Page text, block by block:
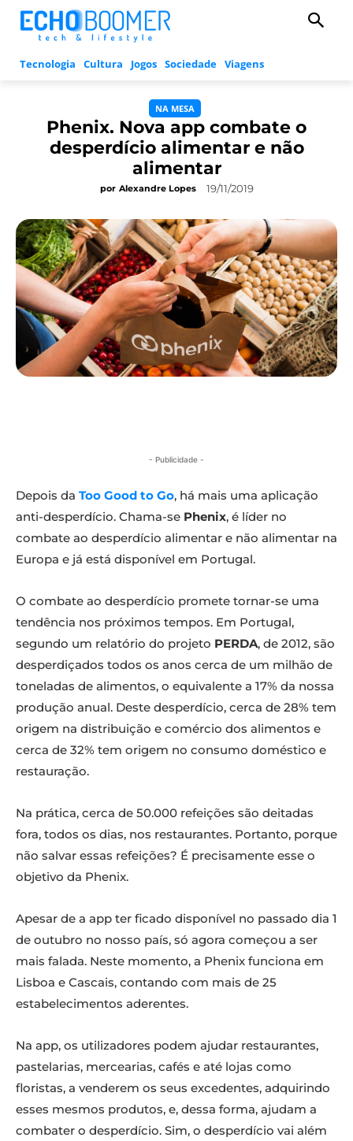
Tecnologia Cultura Jogos Sociedade Viagens
NA MESA
Phenix. Nova app combate o
desperdício alimentar e não
alimentar
por Alexandre Lopes 19/11/2019
- Publicidade -
Depois da Too Good to Go, há mais uma aplicação
anti-desperdício. Chama-se Phenix, é líder no
combate ao desperdício alimentar e não alimentar na
Europa e já está disponível em Portugal.
O combate ao desperdício promete tornar-se uma
tendência nos próximos tempos. Em Portugal,
segundo um relatório do projeto PERDA, de 2012, são
desperdiçados todos os anos cerca de um milhão de
toneladas de alimentos, o equivalente a 17% da nossa
produção anual. Deste desperdício, cerca de 28% tem
origem na distribuição e comércio dos alimentos e
cerca de 32% tem origem no consumo doméstico e
restauração.
Na prática, cerca de 50.000 refeições são deitadas
fora, todos os dias, nos restaurantes. Portanto, porque
não salvar essas refeições? É precisamente esse o
objetivo da Phenix.
Apesar de a app ter ficado disponível no passado dia 1
de outubro no nosso país, só agora começou a ser
mais falada. Neste momento, a Phenix funciona em
Lisboa e Cascais, contando com mais de 25
estabelecimentos aderentes.
Na app, os utilizadores podem ajudar restaurantes,
pastelarias, mercearias, cafés e até lojas como
floristas, a venderem os seus excedentes, adquirindo
esses mesmos produtos, e, dessa forma, ajudam a
combater o desperdício. Sim, o desperdício vai além